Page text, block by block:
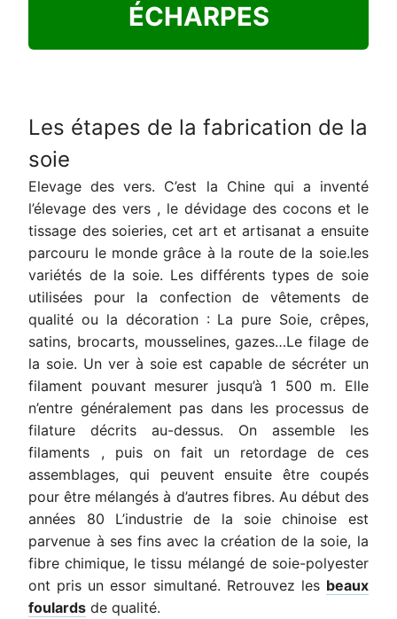
ÉCHARPES
Les étapes de la fabrication de la
soie
Elevage des vers. C’est la Chine qui a inventé
l’élevage des vers , le dévidage des cocons et le
tissage des soieries, cet art et artisanat a ensuite
parcouru le monde grâce à la route de la soie.les
variétés de la soie. Les différents types de soie
utilisées pour la confection de vêtements de
qualité ou la décoration : La pure Soie, crêpes,
satins, brocarts, mousselines, gazes…Le filage de
la soie. Un ver à soie est capable de sécréter un
filament pouvant mesurer jusqu’à 1 500 m. Elle
n’entre généralement pas dans les processus de
filature décrits au-dessus. On assemble les
filaments , puis on fait un retordage de ces
assemblages, qui peuvent ensuite être coupés
pour être mélangés à d’autres fibres. Au début des
années 80 L’industrie de la soie chinoise est
parvenue à ses fins avec la création de la soie, la
fibre chimique, le tissu mélangé de soie-polyester
ont pris un essor simultané. Retrouvez les beaux
foulards de qualité.